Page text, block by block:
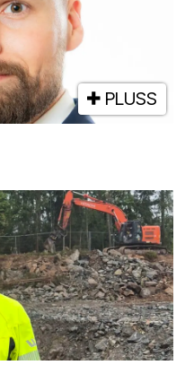
PLUSS